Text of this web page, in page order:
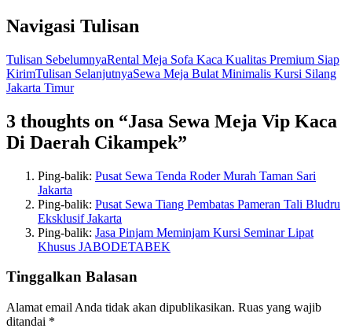
Navigasi Tulisan
Tulisan SebelumnyaRental Meja Sofa Kaca Kualitas Premium Siap
KirimTulisan SelanjutnyaSewa Meja Bulat Minimalis Kursi Silang
Jakarta Timur
3 thoughts on “Jasa Sewa Meja Vip Kaca
Di Daerah Cikampek”
Ping-balik: Pusat Sewa Tenda Roder Murah Taman Sari
Jakarta
Ping-balik: Pusat Sewa Tiang Pembatas Pameran Tali Bludru
Eksklusif Jakarta
Ping-balik: Jasa Pinjam Meminjam Kursi Seminar Lipat
Khusus JABODETABEK
Tinggalkan Balasan
Alamat email Anda tidak akan dipublikasikan. Ruas yang wajib
ditandai *